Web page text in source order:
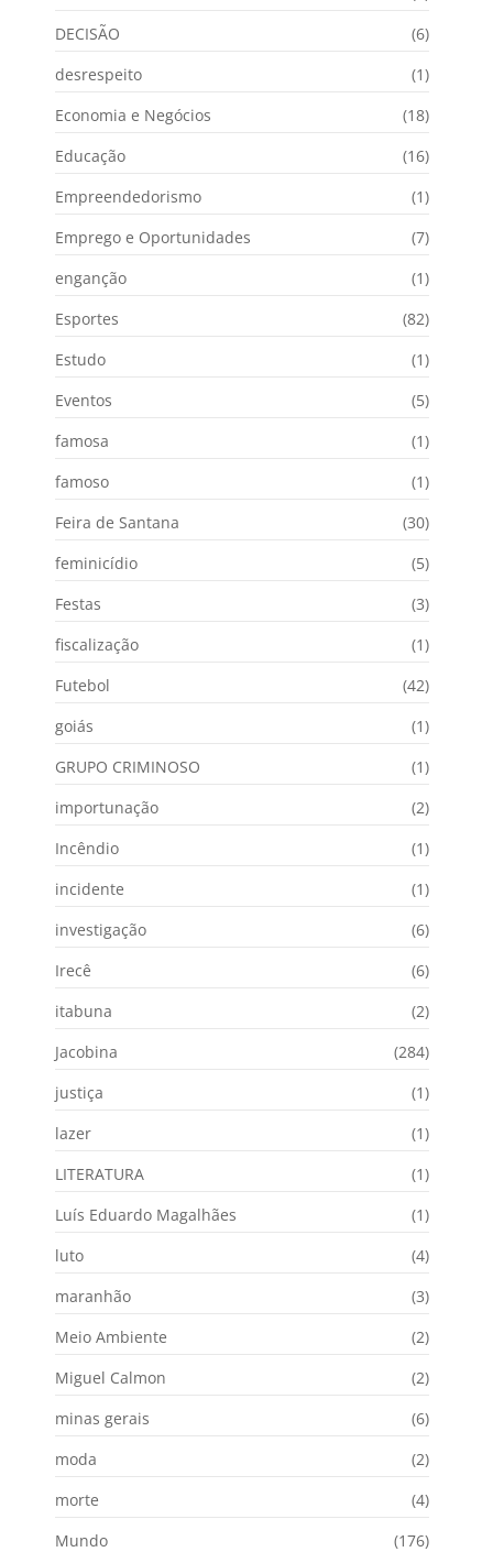
DECISÃO
(6)
desrespeito
(1)
Economia e Negócios
(18)
Educação
(16)
Empreendedorismo
(1)
Emprego e Oportunidades
(7)
enganção
(1)
Esportes
(82)
Estudo
(1)
Eventos
(5)
famosa
(1)
famoso
(1)
Feira de Santana
(30)
feminicídio
(5)
Festas
(3)
fiscalização
(1)
Futebol
(42)
goiás
(1)
GRUPO CRIMINOSO
(1)
importunação
(2)
Incêndio
(1)
incidente
(1)
investigação
(6)
Irecê
(6)
itabuna
(2)
Jacobina
(284)
justiça
(1)
lazer
(1)
LITERATURA
(1)
Luís Eduardo Magalhães
(1)
luto
(4)
maranhão
(3)
Meio Ambiente
(2)
Miguel Calmon
(2)
minas gerais
(6)
moda
(2)
morte
(4)
Mundo
(176)